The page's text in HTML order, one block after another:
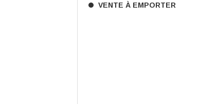
VENTE À EMPORTER